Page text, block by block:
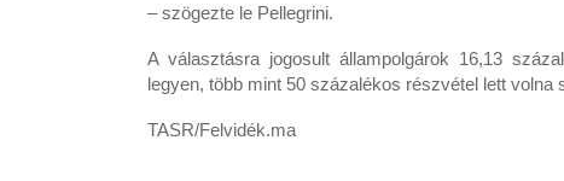
– szögezte le Pellegrini.
A választásra jogosult állampolgárok 16,13
legyen, több mint 50 százalékos részvétel lett volna
TASR/Felvidék.ma